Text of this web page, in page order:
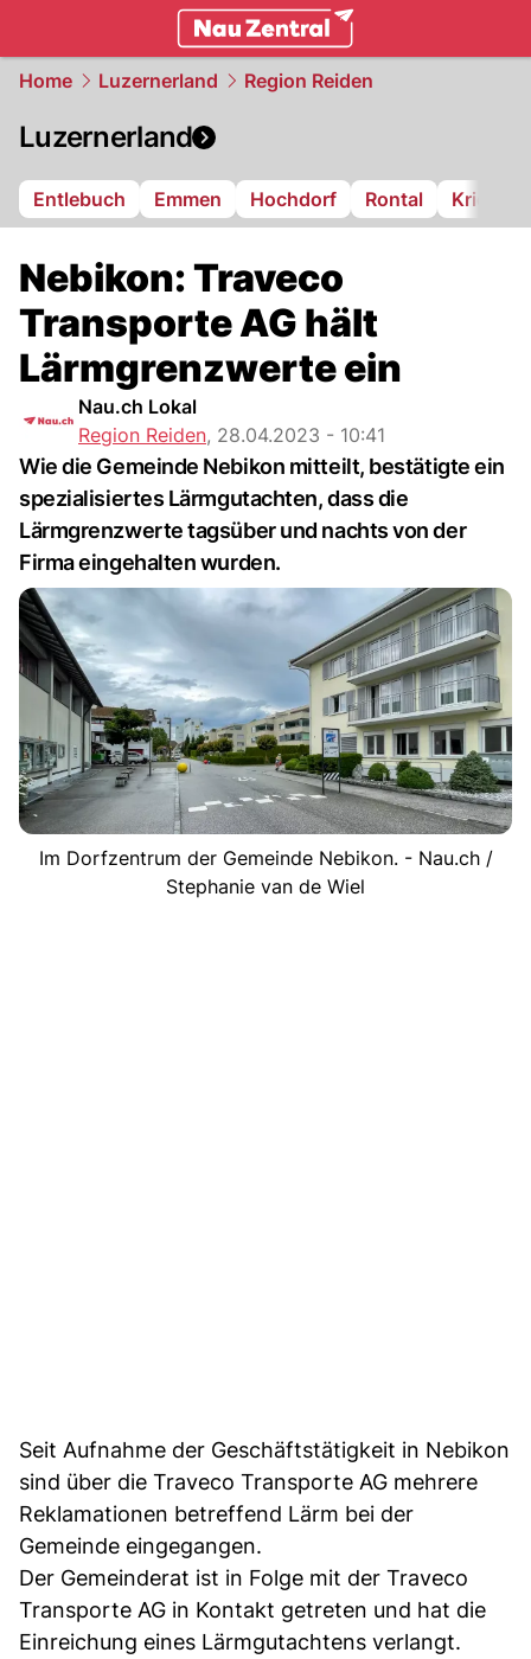
Home Luzernerland Region Reiden
Luzernerland
Entlebuch Emmen Hochdorf Rontal Kriens
Nebikon: Traveco
Transporte AG hält
Lärmgrenzwerte ein
Nau.ch Lokal
Region Reiden, 28.04.2023 - 10:41
Wie die Gemeinde Nebikon mitteilt, bestätigte ein
spezialisiertes Lärmgutachten, dass die
Lärmgrenzwerte tagsüber und nachts von der
Firma eingehalten wurden.
Im Dorfzentrum der Gemeinde Nebikon. - Nau.ch /
Stephanie van de Wiel
Seit Aufnahme der Geschäftstätigkeit in Nebikon
sind über die Traveco Transporte AG mehrere
Reklamationen betreffend Lärm bei der
Gemeinde eingegangen.
Der Gemeinderat ist in Folge mit der Traveco
Transporte AG in Kontakt getreten und hat die
Einreichung eines Lärmgutachtens verlangt.